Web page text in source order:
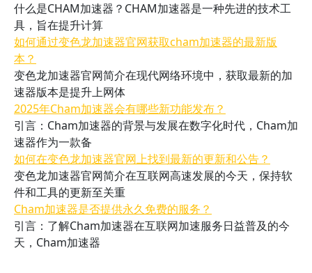
什么是CHAM加速器？CHAM加速器是一种先进的技术工
具，旨在提升计算
如何通过变色龙加速器官网获取cham加速器的最新版
本？
变色龙加速器官网简介在现代网络环境中，获取最新的加
速器版本是提升上网体
2025年Cham加速器会有哪些新功能发布？
引言：Cham加速器的背景与发展在数字化时代，Cham加
速器作为一款备
如何在变色龙加速器官网上找到最新的更新和公告？
变色龙加速器官网简介在互联网高速发展的今天，保持软
件和工具的更新至关重
Cham加速器是否提供永久免费的服务？
引言：了解Cham加速器在互联网加速服务日益普及的今
天，Cham加速器